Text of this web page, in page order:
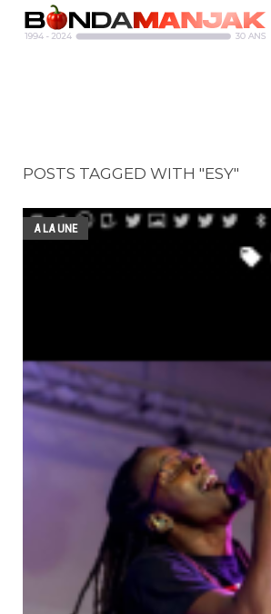
POSTS TAGGED WITH "ESY"
A LA UNE